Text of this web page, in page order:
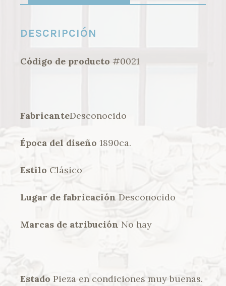
DESCRIPCIÓN
Código de producto #0021
FabricanteDesconocido
Época del diseño 1890ca.
Estilo Clásico
Lugar de fabricación Desconocido
Marcas de atribución No hay
Estado Pieza en condiciones muy buenas.